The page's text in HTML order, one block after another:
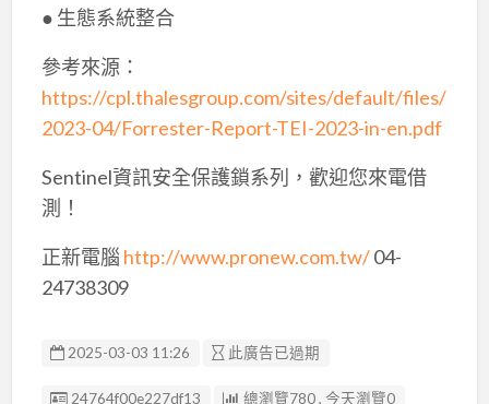
● 生態系統整合
參考來源：
https://cpl.thalesgroup.com/sites/default/files/
2023-04/Forrester-Report-TEI-2023-in-en.pdf
Sentinel資訊安全保護鎖系列，歡迎您來電借
測！
正新電腦 http://www.pronew.com.tw/04-
24738309
2025-03-03 11:26 此廣告已過期
廣告编號
24764f00e227df13 總瀏覽780 , 今天瀏覽0